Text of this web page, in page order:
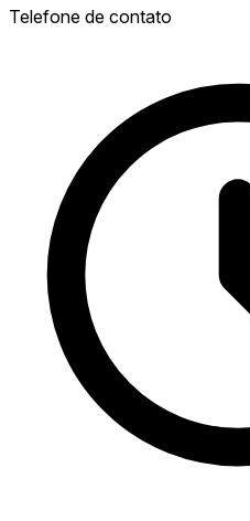
Telefone de contato